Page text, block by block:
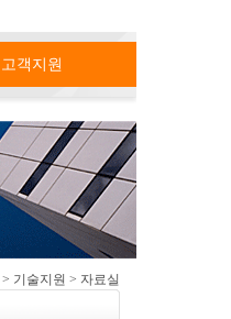
고객지원
> 기술지원 > 자료실